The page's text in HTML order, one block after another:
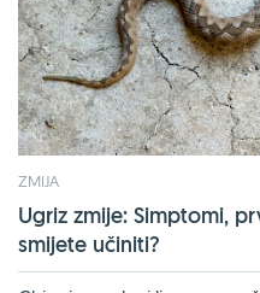
ZMIJA
Ugriz zmije: Simptomi,
smijete učiniti?